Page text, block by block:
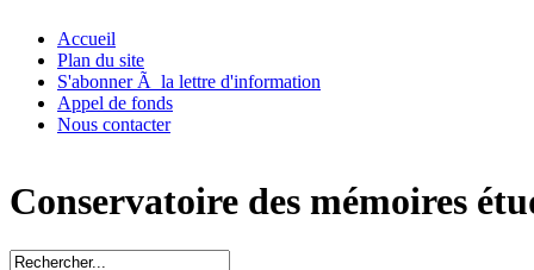
Accueil
Plan du site
S'abonner Ã la lettre d'information
Appel de fonds
Nous contacter
Conservatoire des mémoires